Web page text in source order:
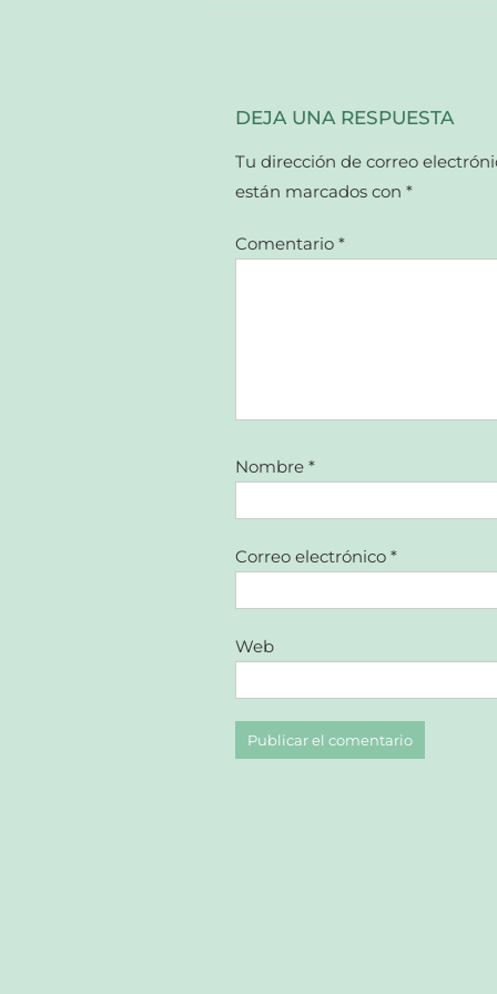
DEJA UNA RESPUESTA
Tu dirección de correo
están marcados con *
Comentario *
Nombre *
Correo electrónico *
Web